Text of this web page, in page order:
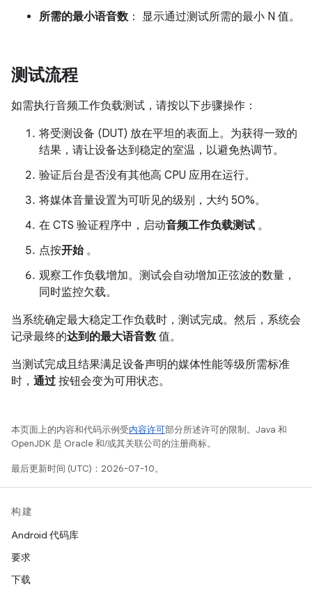
所需的最小语音数： 显示通过测试所需的最小 N 值。
测试流程
如需执行音频工作负载测试，请按以下步骤操作：
将受测设备 (DUT) 放在平坦的表面上。为获得一致的
结果，请让设备达到稳定的室温，以避免热调节。
验证后台是否没有其他高 CPU 应用在运行。
将媒体音量设置为可听见的级别，大约 50%。
在 CTS 验证程序中，启动音频工作负载测试 。
点按开始。
观察工作负载增加。测试会自动增加正弦波的数量，
同时监控欠载。
当系统确定最大稳定工作负载时，测试完成。然后，系统会
记录最终的达到的最大语音数值。
当测试完成且结果满足设备声明的媒体性能等级所需标准
时， 通过 按钮会变为可用状态。
本页面上的内容和代码示例受内容许可部分所述许可的限制。Java 和
OpenJDK 是 Oracle 和/或其关联公司的注册商标。
最后更新时间 (UTC)：2026-07-10。
构建
Android 代码库
要求
下载